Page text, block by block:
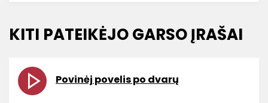
KITI PATEIKĖJO GARSO ĮRAŠAI
Povinėj povelis po dvarų